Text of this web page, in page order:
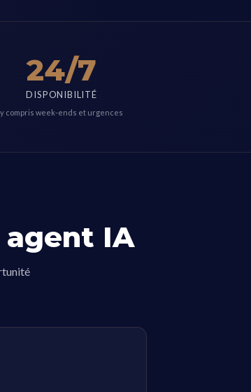
24/7
DISPONIBILITÉ
y compris week-ends et urgences
agent IA